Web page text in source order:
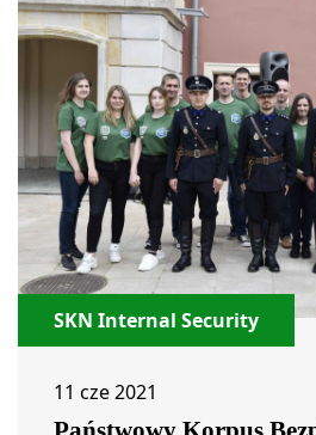
SKN Internal Security
11 cze 2021